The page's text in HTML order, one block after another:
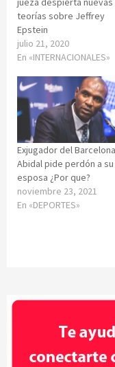
teorías sobre Jeffrey
Epstein
julio 21, 2020
En «INTERNACIONALES»
Exjugador del
Abidal pide perdón a su
esposa ¿Por que?
noviembre 23, 2021
En «DEPORTES»